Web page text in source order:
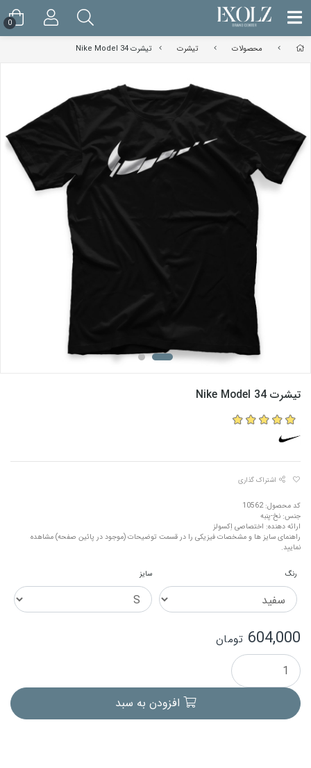
محصولات تیشرت تیشرت Nike Model 34
تیشرت Nike Model 34
اشتراک گذاری
کد محصول: 10562
جنس: نخ-پنبه
ارائه دهنده: اختصاصی اِکسولز
راهنمای سایز ها و مشخصات فیزیکی را در قسمت توضیحات (موجود در پائین صفحه) مشاهده
نمایید.
رنگ سایز
604,000 تومان
افزودن به سبد
0